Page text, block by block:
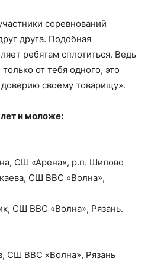
соревнований
друга. Подобная
ребятам сплотиться. Ведь
от тебя одного, это
доверию своему товарищу».
лет и моложе:
СШ «Арена», р.п. Шилово
СШ ВВС «Волна»,
СШ ВВС «Волна», Рязань.
СШ ВВС «Волна», Рязань